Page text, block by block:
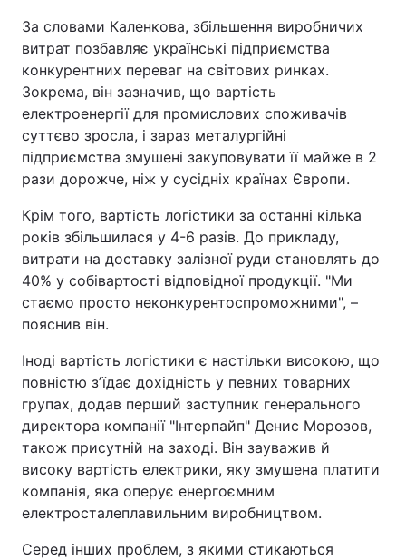
За словами Каленкова, збільшення виробничих
витрат позбавляє українські підприємства
конкурентних переваг на світових ринках.
Зокрема, він зазначив, що вартість
електроенергії для промислових споживачів
суттєво зросла, і зараз металургійні
підприємства змушені закуповувати її майже в 2
рази дорожче, ніж у сусідніх країнах Європи.
Крім того, вартість логістики за останні кілька
років збільшилася у 4-6 разів. До прикладу,
витрати на доставку залізної руди становлять до
40% у собівартості відповідної продукції. "Ми
стаємо просто неконкурентоспроможними", –
пояснив він.
Іноді вартість логістики є настільки високою, що
повністю зʼїдає дохідність у певних товарних
групах, додав перший заступник генерального
директора компанії "Інтерпайп" Денис Морозов,
також присутній на заході. Він зауважив й
високу вартість електрики, яку змушена платити
компанія, яка оперує енергоємним
електросталеплавильним виробництвом.
Серед інших проблем, з якими стикаються